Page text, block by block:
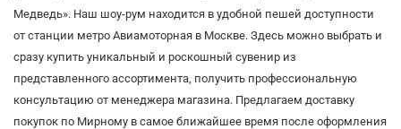
Медведь». Наш шоу-рум находится в удобной пешей доступности
от станции метро Авиамоторная в Москве. Здесь можно выбрать и
сразу купить уникальный и роскошный сувенир из
представленного ассортимента, получить профессиональную
консультацию от менеджера магазина. Предлагаем доставку
покупок по Мирному в самое ближайшее время после оформления